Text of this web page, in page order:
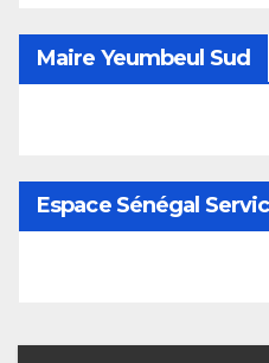
Maire Yeumbeul Sud
Espace Sénégal